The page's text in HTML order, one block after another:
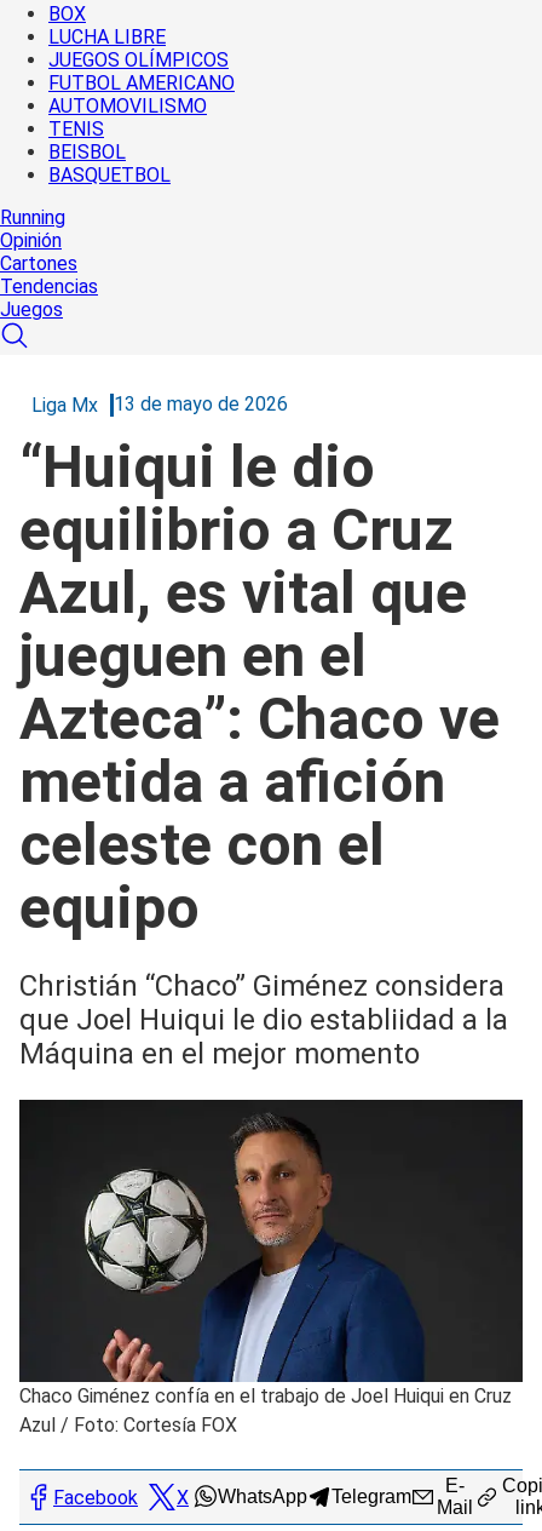
BOX
LUCHA LIBRE
JUEGOS OLÍMPICOS
FUTBOL AMERICANO
AUTOMOVILISMO
TENIS
BEISBOL
BASQUETBOL
Running
Opinión
Cartones
Tendencias
Juegos
Liga Mx 13 de mayo de 2026
“Huiqui le dio
equilibrio a Cruz
Azul, es vital que
jueguen en el
Azteca”: Chaco ve
metida a afición
celeste con el
equipo
Christián “Chaco” Giménez considera
que Joel Huiqui le dio establiidad a la
Máquina en el mejor momento
Chaco Giménez confía en el trabajo de Joel Huiqui en Cruz
Azul / Foto: Cortesía FOX
Facebook X WhatsApp Telegram
E-
Mail